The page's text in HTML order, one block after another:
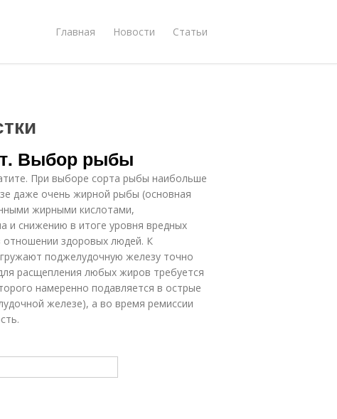
Главная Новости Статьи
Выбор рыбы
При выборе сорта рыбы наибольше
даже очень жирной рыбы (основная
жирными кислотами,
и снижению в итоге уровня вредных
отношении здоровых людей. К
поджелудочную железу точно
расщепления любых жиров требуется
намеренно подавляется в острые
железе), а во время ремиссии